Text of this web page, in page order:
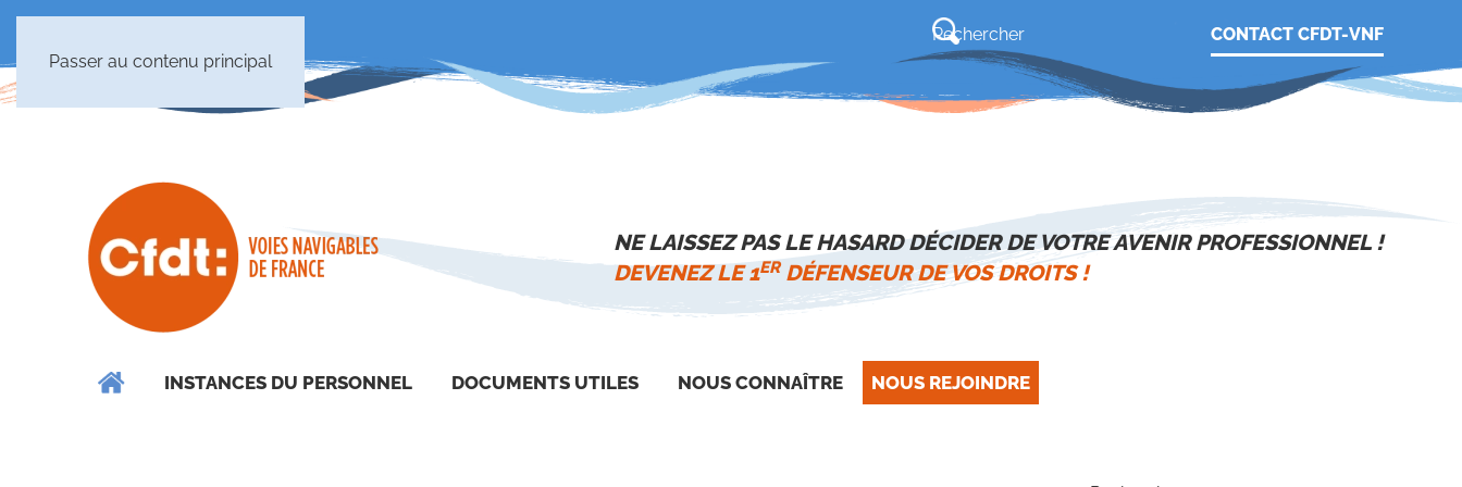
Passer au contenu principal
CONTACT CFDT-VNF
NE LAISSEZ PAS LE HASARD DÉCIDER DE VOTRE AVENIR PROFESSIONNEL !
DEVENEZ LE 1ERDÉFENSEUR DE VOS DROITS !
INSTANCES DU PERSONNEL DOCUMENTS UTILES NOUS CONNAÎTRE NOUS REJOINDRE